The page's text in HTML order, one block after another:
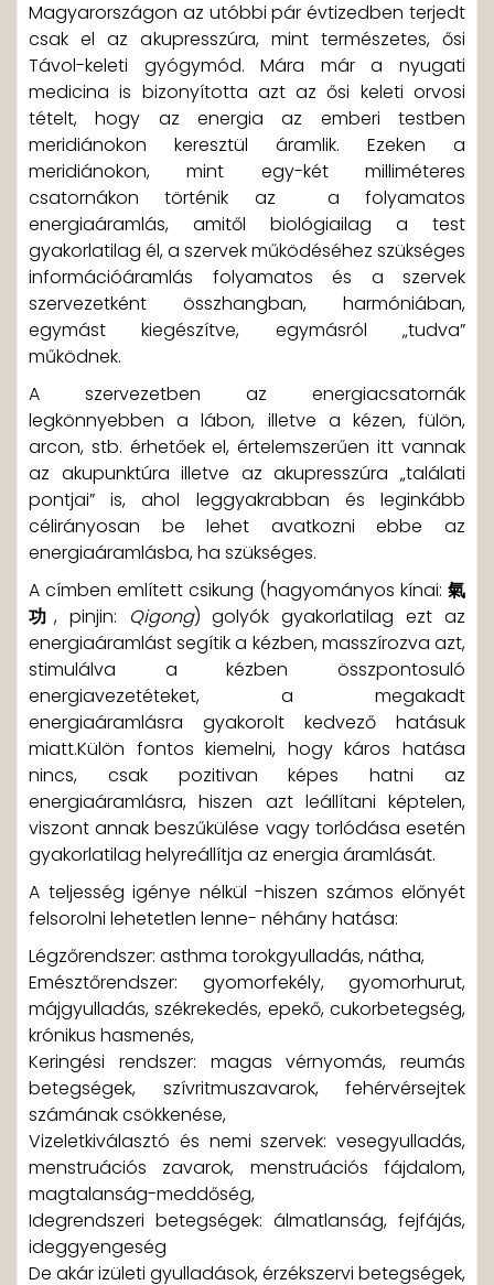
Magyarországon az utóbbi pár évtizedben terjedt
csak el az akupresszúra, mint természetes, ősi
Távol-keleti gyógymód.Mára már a nyugati
medicina is bizonyította azt az ősi keleti orvosi
tételt, hogy az energia az emberi testben
meridiánokon keresztül áramlik. Ezeken a
meridiánokon, mint egy-két milliméteres
csatornákon történik az a folyamatos
energiaáramlás, amitől biológiailag a test
gyakorlatilag él, a szervek működéséhez szükséges
információáramlás folyamatos és a szervek
szervezetként összhangban, harmóniában,
egymást kiegészítve, egymásról „tudva”
működnek.
A szervezetben az energiacsatornák
legkönnyebben a lábon, illetve a kézen, fülön,
arcon, stb. érhetőek el, értelemszerűen itt vannak
az akupunktúra illetve az akupresszúra „találati
pontjai” is, ahol leggyakrabban és leginkább
célirányosan be lehet avatkozni ebbe az
energiaáramlásba, ha szükséges.
A címben említett csikung (hagyományos kínai: 氣
功 , pinjin: Qigong) golyók gyakorlatilag ezt az
energiaáramlást segítik a kézben, masszírozva azt,
stimulálva a kézben összpontosuló
energiavezetéteket, a megakadt
energiaáramlásra gyakorolt kedvező hatásuk
miatt.Külön fontos kiemelni, hogy káros hatása
nincs, csak pozitivan képes hatni az
energiaáramlásra, hiszen azt leállítani képtelen,
viszont annak beszűkülése vagy torlódása esetén
gyakorlatilag helyreállítja az energia áramlását.
A teljesség igénye nélkül -hiszen számos előnyét
felsorolni lehetetlen lenne- néhány hatása:
Légzőrendszer: asthma torokgyulladás, nátha,
Emésztőrendszer: gyomorfekély, gyomorhurut,
májgyulladás, székrekedés, epekő, cukorbetegség,
krónikus hasmenés,
Keringési rendszer: magas vérnyomás, reumás
betegségek, szívritmuszavarok, fehérvérsejtek
számának csökkenése,
Vizeletkiválasztó és nemi szervek: vesegyulladás,
menstruációs zavarok, menstruációs fájdalom,
magtalanság-meddőség,
Idegrendszeri betegségek: álmatlanság, fejfájás,
ideggyengeség
De akár izületi gyulladások, érzékszervi betegségek,